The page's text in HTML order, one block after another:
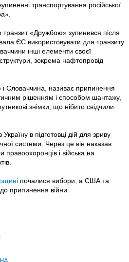
транспортування російської
«Дружбою» зупинився після
ЄС використовувати для транзиту
інші елементи своєї
зокрема нафтопровід
Словаччина, називає припинення
рішенням і способом шантажу,
знімки, що нібито свідчили
в підготовці дій для зриву
системи. Через це він наказав
правоохоронців і війська на
почалися вибори, а США та
припинення війни.